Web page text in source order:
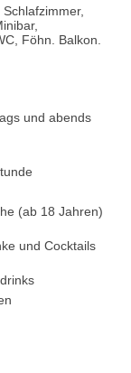
Föhn. Balkon.
und abends
(ab 18 Jahren)
und Cocktails